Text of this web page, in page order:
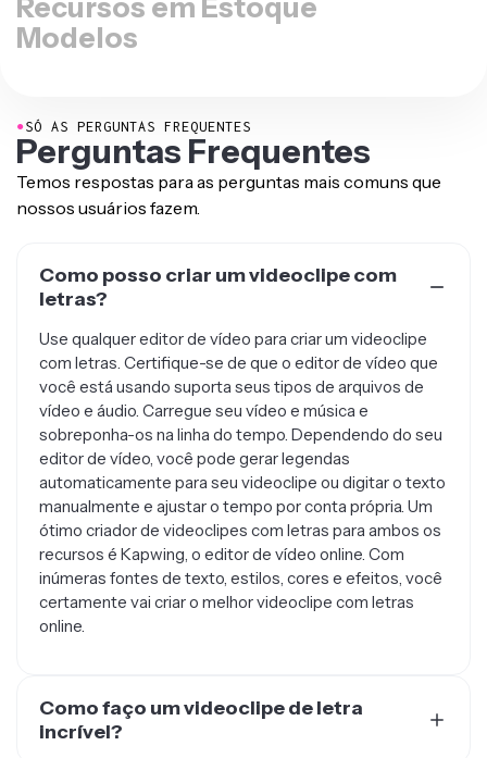
Modelos
Perguntas Frequentes
Temos respostas para as perguntas mais comuns que
nossos usuários fazem.
letras?
com letras. Certifique-se de que o editor de vídeo que
você está usando suporta seus tipos de arquivos de
vídeo e áudio. Carregue seu vídeo e música e
sobreponha-os na linha do tempo. Dependendo do seu
editor de vídeo, você pode gerar legendas
automaticamente para seu videoclipe ou digitar o texto
manualmente e ajustar o tempo por conta própria. Um
ótimo criador de videoclipes com letras para ambos os
recursos é Kapwing, o editor de vídeo online. Com
inúmeras fontes de texto, estilos, cores e efeitos, você
certamente vai criar o melhor videoclipe com letras
online.
incrível?